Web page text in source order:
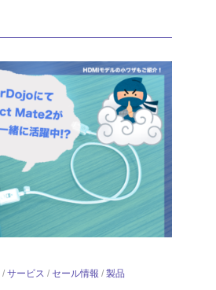
/ サービス / セール情報 / 製品